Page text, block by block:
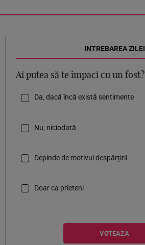
INTREBAREA ZILEI
Ai putea să te împaci cu un fost?
Da, dacă încă există sentimente
Nu, niciodată
Depinde de motivul despărțirii
Doar ca prieteni